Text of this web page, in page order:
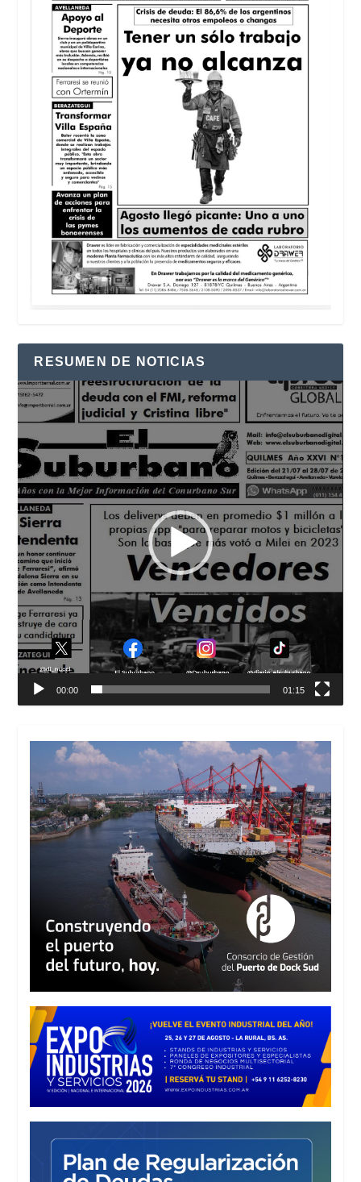
RESUMEN DE NOTICIAS
Reproductor
de
vídeo
00:00 01:15